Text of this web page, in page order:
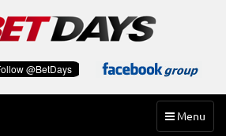
Toggle
navigation
Menu